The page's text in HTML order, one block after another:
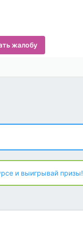
жалобу
и выигрывай призы!